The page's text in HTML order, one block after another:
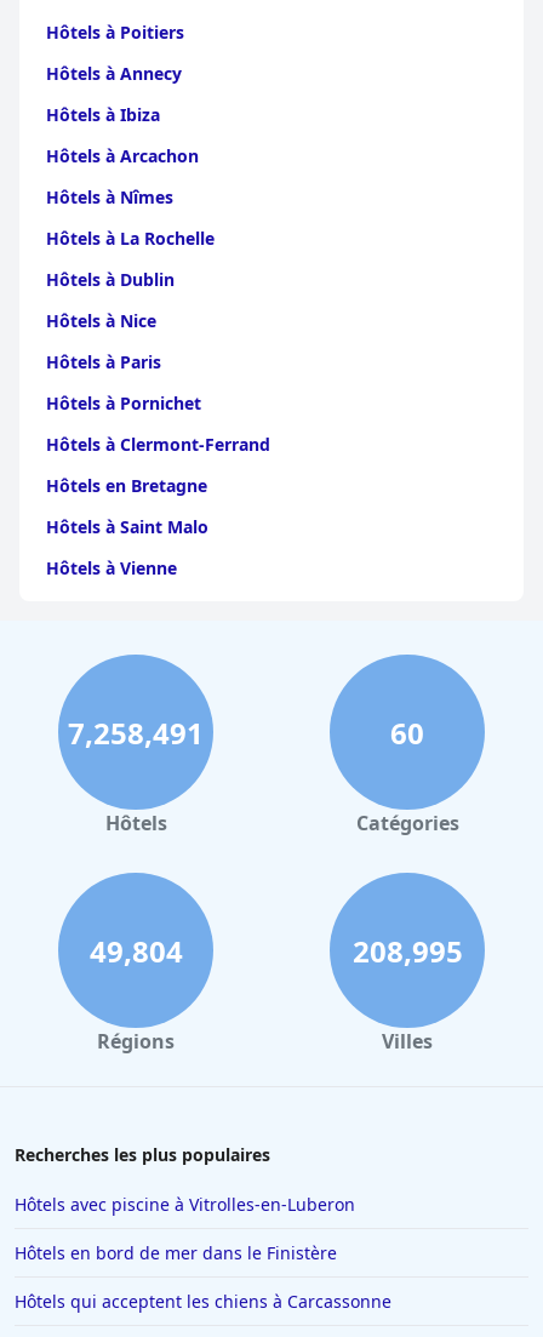
Hôtels à Poitiers
Hôtels à Annecy
Hôtels à Ibiza
Hôtels à Arcachon
Hôtels à Nîmes
Hôtels à La Rochelle
Hôtels à Dublin
Hôtels à Nice
Hôtels à Paris
Hôtels à Pornichet
Hôtels à Clermont-Ferrand
Hôtels en Bretagne
Hôtels à Saint Malo
Hôtels à Vienne
Hôtels à Perpignan
Hôtels au Grand-Bornand
Hôtels à Strasbourg
Hôtels à Valence
Hôtels à Gerardmer
Hôtels à Londres
Hôtels à Reims
Hôtels à Milan
Hôtels à Barcelone
Hôtels à Tain-lʼHermitage
Hôtels à Saint-Affrique
7,258,491
Hôtels
60
Catégories
49,804
Régions
208,995
Villes
Recherches les plus populaires
Hôtels avec piscine à Vitrolles-en-Luberon
Hôtels en bord de mer dans le Finistère
Hôtels qui acceptent les chiens à Carcassonne